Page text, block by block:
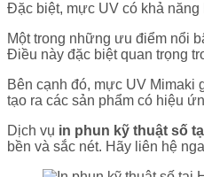
Đặc biệt, mực UV có khả
Một trong những ưu điểm nổi
Điều này đặc biệt quan trọng
Bên cạnh đó, mực UV Mimaki
tạo ra các sản phẩm có hiệu
Dịch vụ in phun kỹ thuật số
bền và sắc nét. Hãy liên hệ